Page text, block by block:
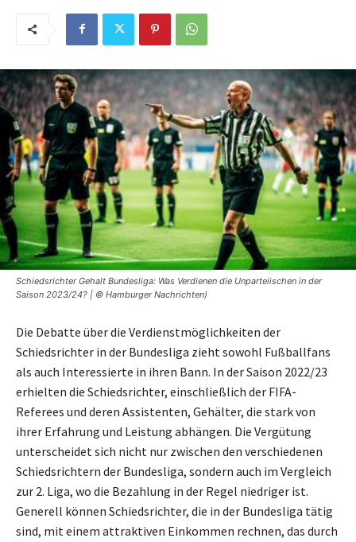
Schiedsrichter Gehalt Bundesliga: Was Verdienen die Unparteiischen in der
Saison 2023/24? | © Hamburger Nachrichten)
Die Debatte über die Verdienstmöglichkeiten der
Schiedsrichter in der Bundesliga zieht sowohl Fußballfans
als auch Interessierte in ihren Bann. In der Saison 2022/23
erhielten die Schiedsrichter, einschließlich der FIFA-
Referees und deren Assistenten, Gehälter, die stark von
ihrer Erfahrung und Leistung abhängen. Die Vergütung
unterscheidet sich nicht nur zwischen den verschiedenen
Schiedsrichtern der Bundesliga, sondern auch im Vergleich
zur 2. Liga, wo die Bezahlung in der Regel niedriger ist.
Generell können Schiedsrichter, die in der Bundesliga tätig
sind, mit einem attraktiven Einkommen rechnen, das durch